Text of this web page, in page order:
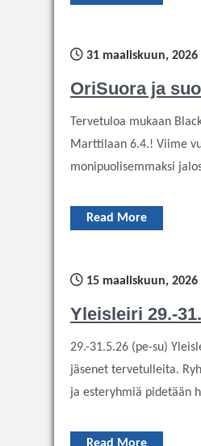
31 maaliskuun, 2026
OriSuora ja
Tervetuloa mukaan
Marttilaan 6.4.! Viime
monipuolisemmaksi
Read More
15 maaliskuun, 2026
Yleisleiri 29.-
29.-31.5.26 (pe-su)
jäsenet tervetulleita.
ja esteryhmiä pidetään
Read More